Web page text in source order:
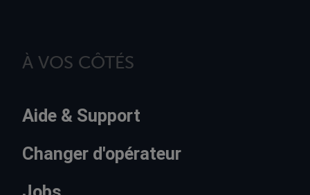
À VOS CÔTÉS
Aide & Support
Changer d'opérateur